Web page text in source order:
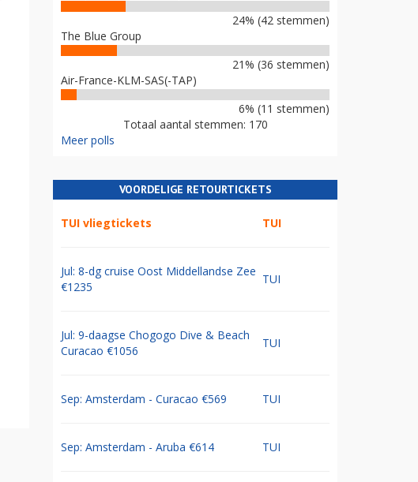
24% (42 stemmen)
The Blue Group
21% (36 stemmen)
Air-France-KLM-SAS(-TAP)
6% (11 stemmen)
Totaal aantal stemmen: 170
Meer polls
VOORDELIGE RETOURTICKETS
TUI vliegtickets TUI
Jul: 8-dg cruise Oost Middellandse Zee
€1235
TUI
Jul: 9-daagse Chogogo Dive & Beach
Curacao €1056
TUI
Sep: Amsterdam - Curacao €569 TUI
Sep: Amsterdam - Aruba €614 TUI